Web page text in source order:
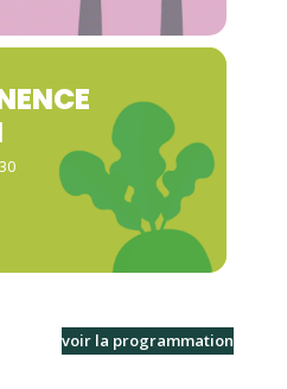
voir la programmation